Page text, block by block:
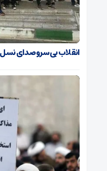
انقلاب بی‌سروصدای نسل Z علیه دانشگاه